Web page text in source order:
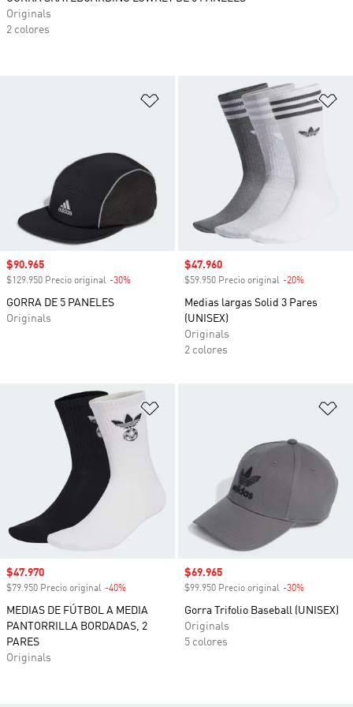
Añadir a la lista de deseos
Precio de venta
$90.965
$129.950 Precio original -30%
GORRA DE 5 PANELES
Originals
Precio de venta
$47.960
$59.950 Precio original -20%
Medias largas Solid 3 Pares
(UNISEX)
Originals
2 colores
Precio de venta
$47.970
$79.950 Precio original -40%
MEDIAS DE FÚTBOL A MEDIA
PANTORRILLA BORDADAS, 2
PARES
Originals
Precio de venta
$69.965
$99.950 Precio original -30%
Gorra Trifolio Baseball (UNISEX)
Originals
5 colores
Originals
2 colores